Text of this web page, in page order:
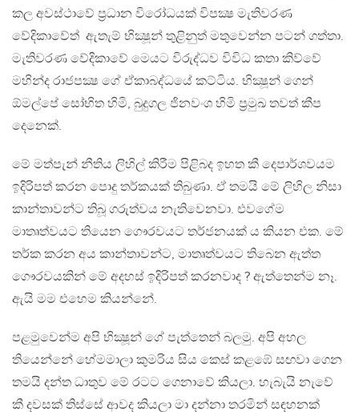
කල අවස්ථාවේ ප්‍රධාන විරෝධයක් විපක්‍ෂ මැතිවරණ
වේදිකාවේත් ​ ඇතැම් භික්‍ෂූන් තුළිනුත් මතුවෙන්න පටන් ගත්තා.
මැතිවරණ වේදිකාවේ මෙයට විරුද්ධව විවිධ කතා කිව්වේ
මහින්ද රාජපක්‍ෂ ගේ ඒකාබද්ධයේ කට්ටිය. භික්‍ෂූන් ගෙන්
ඕමල්පේ සෝභිත හිමි, බුදුගල ජිනවංශ හිමි ප්‍රමුඛ තවත් කීප
දෙනෙක්.
මේ මත්පැන් නීතිය ලිහිල් කිරීම පිළිබද ඉහත කී දෙපාර්ශවයම
ඉදිරිපත් කරන පොදු තර්කයක් තිබුණා. ඒ තමයි මේ ලිහිල නිසා
කාන්තාවන්ට තිබූ ගරුත්වය නැතිවෙනවා. එවගේම
මාතෘත්වයට තියෙන ගෞරවයට තර්ජනයක්‍ ය කියන එක​. මේ
තර්ක කරන අය කාන්තාවන්ට, මාතෘත්වයට තිබෙන ඇත්ත
ගෞරවයකින් මේ අදහස් ඉදිරිපත් කරනවාද ? ඇත්තෙන්ම නෑ.
ඇයි මම එහෙම කියන්නේ.
පළමුවෙන්ම අපි භික්‍ෂූන් ගේ පැත්තෙන් බලමු. අපි අහල
තියෙන්නේ හේමමාලා කුමරිය සිය කෙස් කළඹේ සඟවා ගෙන
තමයි දන්ත ධාතුව මේ රටට ගෙනාවේ කියලා. හැබැයි නැවේ
කී දවසක් තිස්සේ ආවද කියලා මා දන්නා තරමින් සඳහනක්